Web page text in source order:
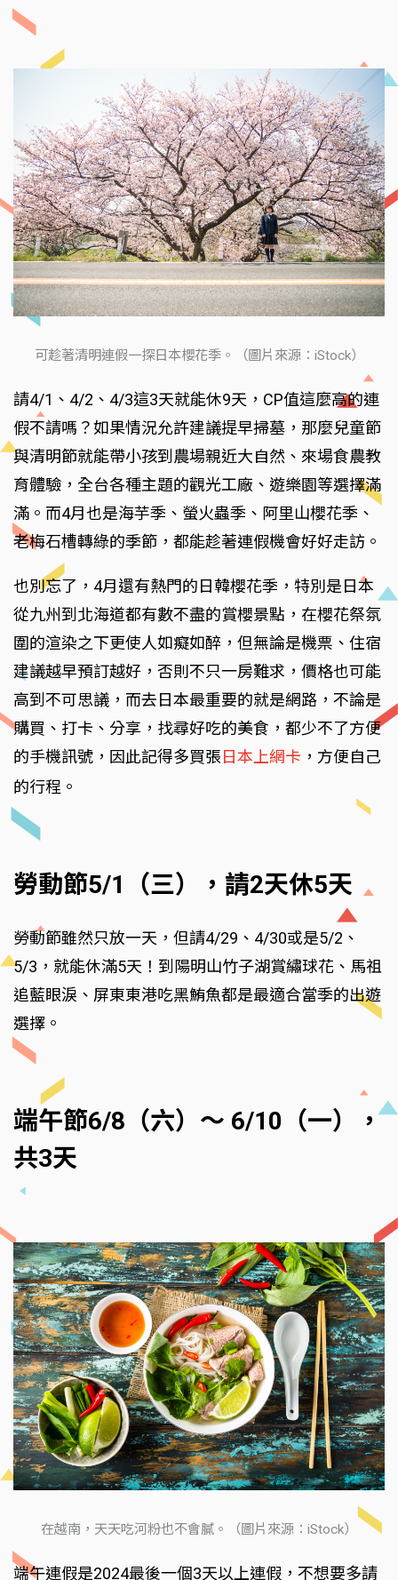
可趁著清明連假一探日本櫻花季。（圖片來源：iStock）
請4/1、4/2、4/3這3天就能休9天，CP值這麼高的連
假不請嗎？如果情況允許建議提早掃墓，那麼兒童節
與清明節就能帶小孩到農場親近大自然、來場食農教
育體驗，全台各種主題的觀光工廠、遊樂園等選擇滿
滿。而4月也是海芋季、螢火蟲季、阿里山櫻花季、
老梅石槽轉綠的季節，都能趁著連假機會好好走訪。
也別忘了，4月還有熱門的日韓櫻花季，特別是日本
從九州到北海道都有數不盡的賞櫻景點，在櫻花祭氛
圍的渲染之下更使人如癡如醉，但無論是機票、住宿
建議越早預訂越好，否則不只一房難求，價格也可能
高到不可思議，而去日本最重要的就是網路，不論是
購買、打卡、分享，找尋好吃的美食，都少不了方便
的手機訊號，因此記得多買張日本上網卡 ，方便自己
的行程。
勞動節5/1（三），請2天休5天
勞動節雖然只放一天，但請4/29、4/30或是5/2、
5/3，就能休滿5天！到陽明山竹子湖賞繡球花、馬祖
追藍眼淚、屏東東港吃黑鮪魚都是最適合當季的出遊
選擇。
端午節6/8（六）～ 6/10（一），
共3天
在越南，天天吃河粉也不會膩。（圖片來源：iStock）
端午連假是2024最後一個3天以上連假，不想要多請